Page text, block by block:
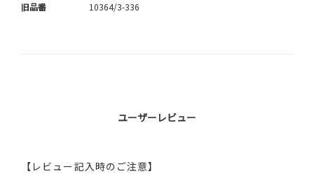
旧品番 10364/3-336
ユーザーレビュー
【レビュー記入時のご注意】